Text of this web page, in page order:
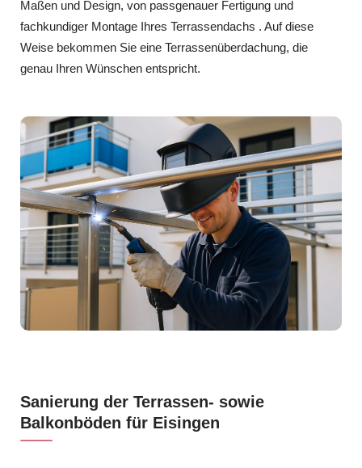
Maßen und Design, von passgenauer Fertigung und
fachkundiger Montage Ihres Terrassendachs . Auf diese
Weise bekommen Sie eine Terrassenüberdachung, die
genau Ihren Wünschen entspricht.
Sanierung der Terrassen- sowie
Balkonböden für Eisingen